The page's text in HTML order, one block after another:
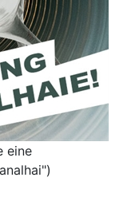
eine